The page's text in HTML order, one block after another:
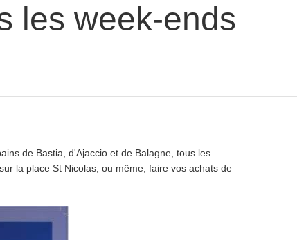
les week-ends
de Bastia, d'Ajaccio et de Balagne, tous les
la place St Nicolas, ou même, faire vos achats de